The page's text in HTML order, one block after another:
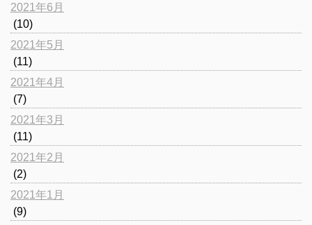
2021年6月
(10)
2021年5月
(11)
2021年4月
(7)
2021年3月
(11)
2021年2月
(2)
2021年1月
(9)